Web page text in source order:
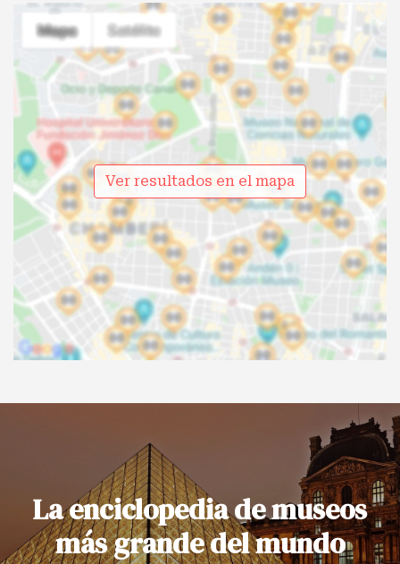
Ver resultados en el mapa
La enciclopedia de museos
más grande del mundo